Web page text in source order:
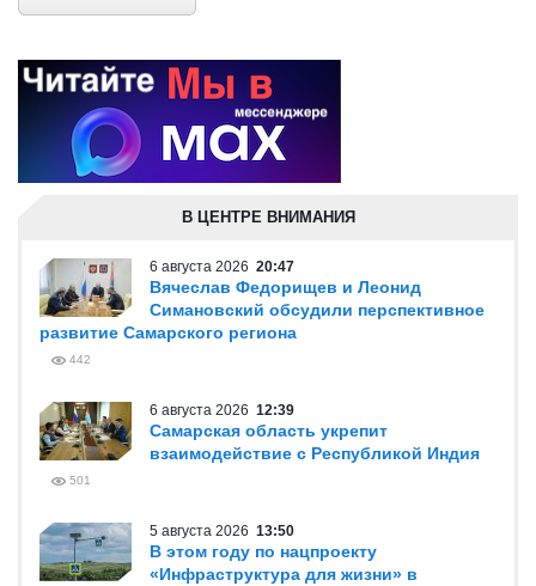
В ЦЕНТРЕ ВНИМАНИЯ
6 августа 2026 20:47
Вячеслав Федорищев и Леонид
Симановский обсудили перспективное
развитие Самарского региона
442
6 августа 2026 12:39
Самарская область укрепит
взаимодействие с Республикой Индия
501
5 августа 2026 13:50
В этом году по нацпроекту
«Инфраструктура для жизни» в